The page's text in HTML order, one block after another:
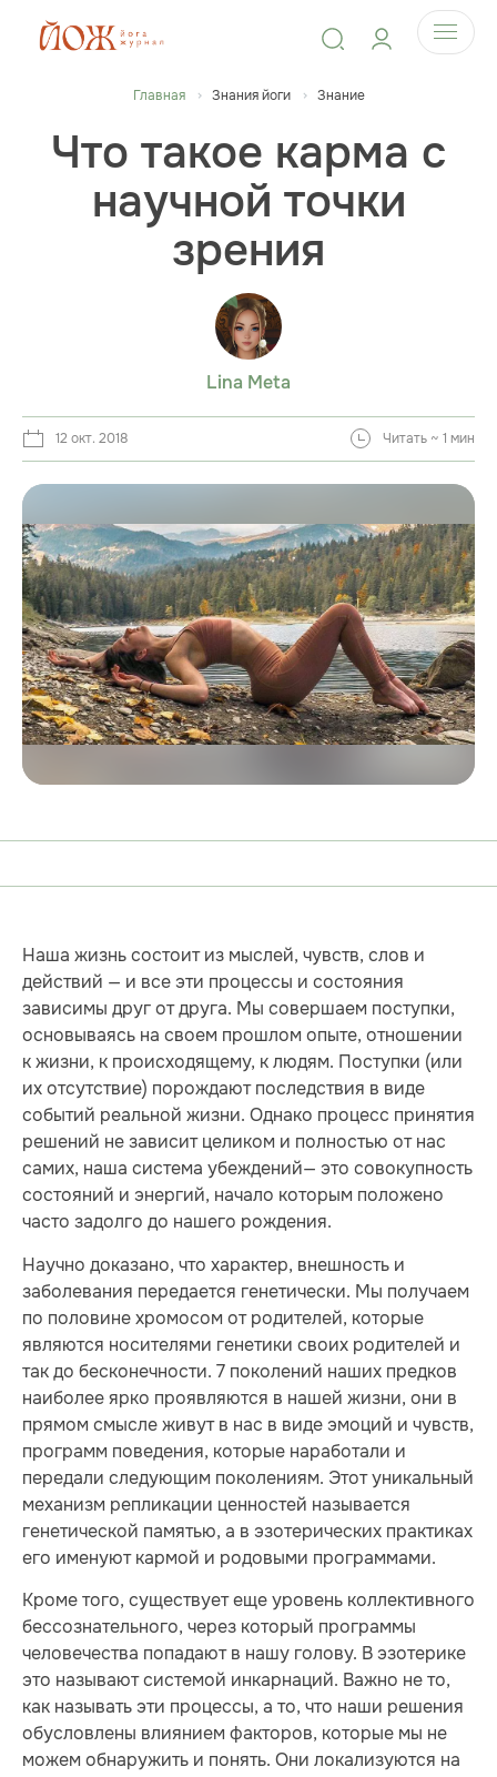
Главная Знания йоги Знание
Что такое карма с
научной точки
зрения
Lina Meta
12 окт. 2018 Читать ~ 1 мин
Наша жизнь состоит из мыслей, чувств, слов и
действий — и все эти процессы и состояния
зависимы друг от друга. Мы совершаем поступки,
основываясь на своем прошлом опыте, отношении
к жизни, к происходящему, к людям. Поступки (или
их отсутствие) порождают последствия в виде
событий реальной жизни. Однако процесс принятия
решений не зависит целиком и полностью от нас
самих, наша система убеждений— это совокупность
состояний и энергий, начало которым положено
часто задолго до нашего рождения.
Научно доказано, что характер, внешность и
заболевания передается генетически. Мы получаем
по половине хромосом от родителей, которые
являются носителями генетики своих родителей и
так до бесконечности. 7 поколений наших предков
наиболее ярко проявляются в нашей жизни, они в
прямом смысле живут в нас в виде эмоций и чувств,
программ поведения, которые наработали и
передали следующим поколениям. Этот уникальный
механизм репликации ценностей называется
генетической памятью, а в эзотерических практиках
его именуют кармой и родовыми программами.
Кроме того, существует еще уровень коллективного
бессознательного, через который программы
человечества попадают в нашу голову. В эзотерике
это называют системой инкарнаций. Важно не то,
как называть эти процессы, а то, что наши решения
обусловлены влиянием факторов, которые мы не
можем обнаружить и понять. Они локализуются на